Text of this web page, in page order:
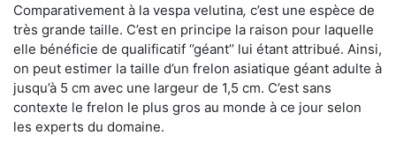
Comparativement à la vespa velutina, c’est une espèce de
très grande taille. C’est en principe la raison pour laquelle
elle bénéficie de qualificatif ‘’géant’’ lui étant attribué. Ainsi,
on peut estimer la taille d’un frelon asiatique géant adulte à
jusqu’à 5 cm avec une largeur de 1,5 cm. C’est sans
contexte le frelon le plus gros au monde à ce jour selon
les experts du domaine.